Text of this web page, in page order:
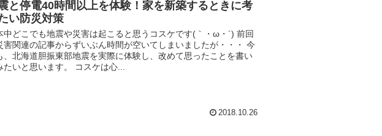
と停電40時間以上を体験！家を新築するときに考
い防災対策
中どこでも地震や災害は起こると思うコスケです(｀・ω・´) 前回
害関連の記事からずいぶん時間が空いてしまいましたが・・・ 今
、北海道胆振東部地震を実際に体験し、改めて思ったことを書い
たいと思います。 コスケは心...
2018.10.26